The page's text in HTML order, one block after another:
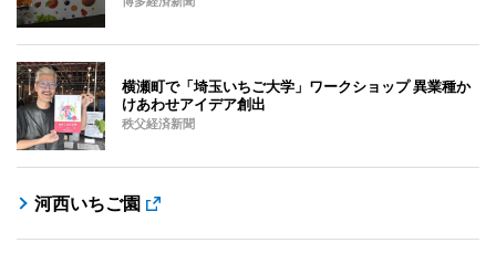
横瀬町で「埼玉いちご大学」ワークショップ 異業種か
けあわせアイデア創出
秩父経済新聞
河西いちご園